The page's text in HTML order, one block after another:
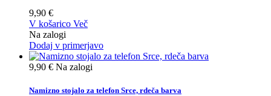
9,90 €
V košarico Več
Na zalogi
Dodaj v primerjavo
9,90 € Na zalogi
Namizno stojalo za telefon Srce, rdeča barva